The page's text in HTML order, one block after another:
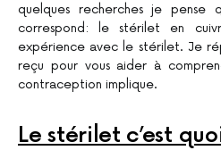
quelques recherches je pense
correspond: le stérilet en
expérience avec le stérilet. Je
reçu pour vous aider à
contraception implique.
Le stérilet c’est